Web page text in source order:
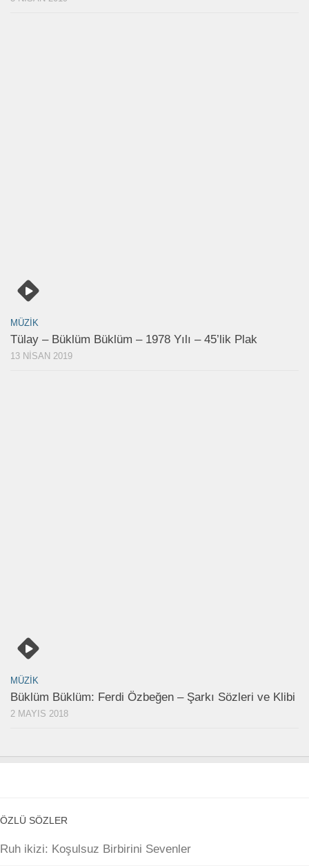
MÜZIK
Tülay – Büklüm Büklüm – 1978 Yılı – 45’lik Plak
13 NISAN 2019
MÜZIK
Büklüm Büklüm: Ferdi Özbeğen – Şarkı Sözleri ve Klibi
2 MAYIS 2018
ÖZLÜ SÖZLER
Ruh ikizi: Koşulsuz Birbirini Sevenler